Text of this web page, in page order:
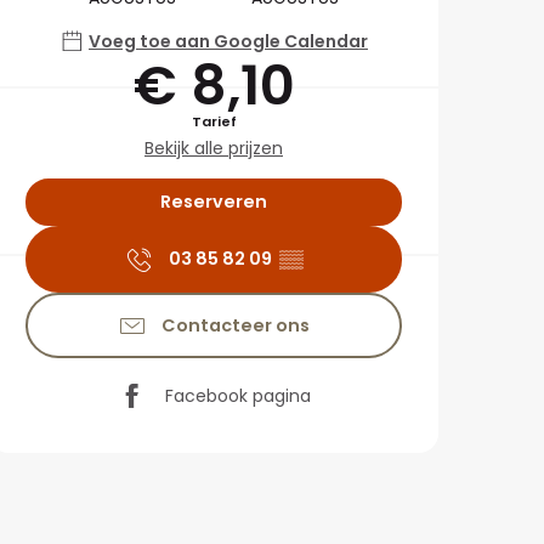
Voeg toe aan Google Calendar
€ 8,10
Tarief
Bekijk alle prijzen
Reserveren
03 85 82 09 ▒▒
Contacteer ons
Facebook pagina